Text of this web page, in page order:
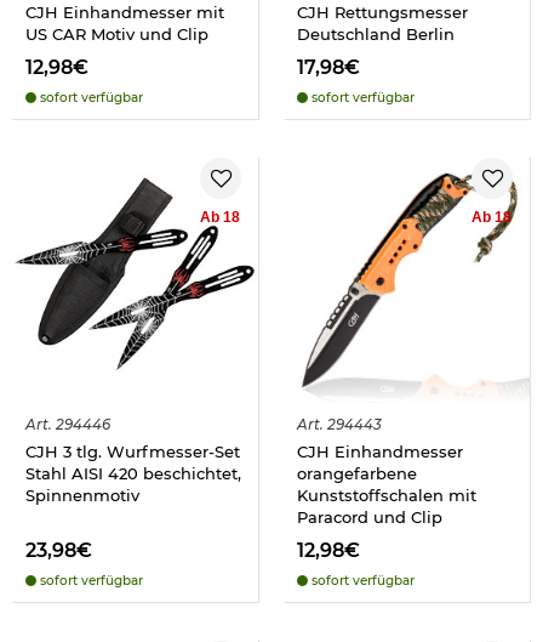
CJH Einhandmesser mit
US CAR Motiv und Clip
12,98€
sofort verfügbar
CJH Rettungsmesser
Deutschland Berlin
17,98€
sofort verfügbar
Ab 18
Art. 294446
CJH 3 tlg. Wurfmesser-Set
Stahl AISI 420 beschichtet,
Spinnenmotiv
23,98€
sofort verfügbar
Ab 18
Art. 294443
CJH Einhandmesser
orangefarbene
Kunststoffschalen mit
Paracord und Clip
12,98€
sofort verfügbar